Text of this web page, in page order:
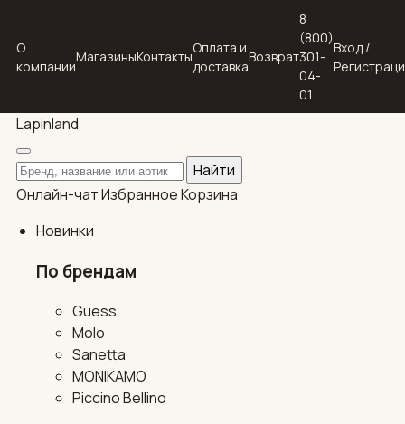
О
компании
МагазиныКонтакты
Оплата и
доставка
Возврат
8
(800)
301-
04-
01
Вход /
Lapinland
Поиск по каталогу
Найти
Онлайн-чатИзбранноеКорзина
Новинки
По брендам
Guess
Molo
Sanetta
MONIKAMO
Piccino Bellino